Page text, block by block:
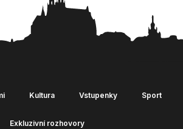
Kultura Vstupenky Sport
Exkluzivní rozhovory